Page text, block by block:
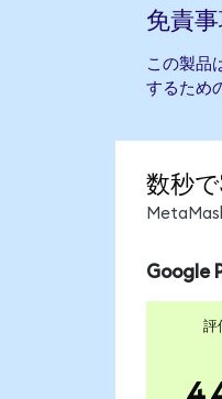
免責
この製品
するため
数秒
Google
評